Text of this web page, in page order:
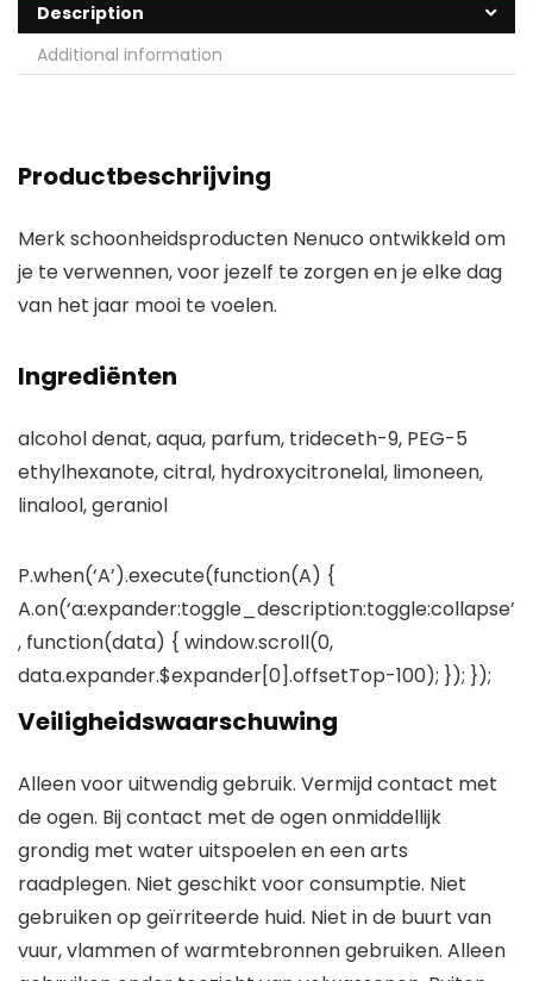
Description
Additional information
Productbeschrijving
Merk schoonheidsproducten Nenuco ontwikkeld om
je te verwennen, voor jezelf te zorgen en je elke dag
van het jaar mooi te voelen.
Ingrediënten
alcohol denat, aqua, parfum, trideceth-9, PEG-5
ethylhexanote, citral, hydroxycitronelal, limoneen,
linalool, geraniol
P.when(‘A’).execute(function(A) {
A.on(‘a:expander:toggle_description:toggle:collapse’
, function(data) { window.scroll(0,
data.expander.$expander[0].offsetTop-100); }); });
Veiligheidswaarschuwing
Alleen voor uitwendig gebruik. Vermijd contact met
de ogen. Bij contact met de ogen onmiddellijk
grondig met water uitspoelen en een arts
raadplegen. Niet geschikt voor consumptie. Niet
gebruiken op geïrriteerde huid. Niet in de buurt van
vuur, vlammen of warmtebronnen gebruiken. Alleen